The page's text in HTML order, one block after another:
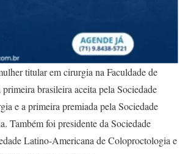
titular em cirurgia na Faculdade de
brasileira aceita pela Sociedade
e a primeira premiada pela Sociedade
Também foi presidente da Sociedade
Latino-Americana de Coloproctologia e